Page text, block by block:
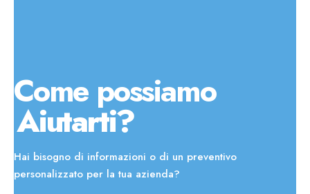
Come possiamo
Aiutarti?
Hai bisogno di informazioni o di un preventivo
personalizzato per la tua azienda?